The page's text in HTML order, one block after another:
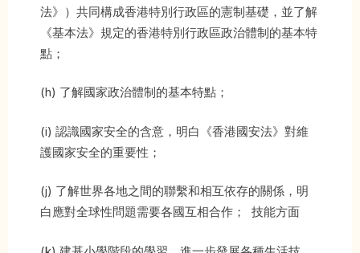
法》）共同構成香港特別行政區的憲制基礎，並了解
《基本法》規定的香港特別行政區政治體制的基本特
點；
(h) 了解國家政治體制的基本特點；
(i) 認識國家安全的含意，明白《香港國安法》對維
護國家安全的重要性；
(j) 了解世界各地之間的聯繫和相互依存的關係，明
白應對全球性問題需要各國互相合作； 技能方面